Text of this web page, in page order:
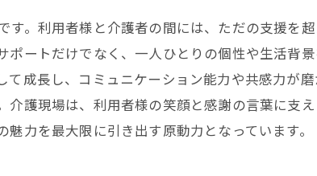
。利用者様と介護者の間には、ただの支援を
ートだけでなく、一人ひとりの個性や生活背
成長し、コミュニケーション能力や共感力が
介護現場は、利用者様の笑顔と感謝の言葉に支
力を最大限に引き出す原動力となっています。